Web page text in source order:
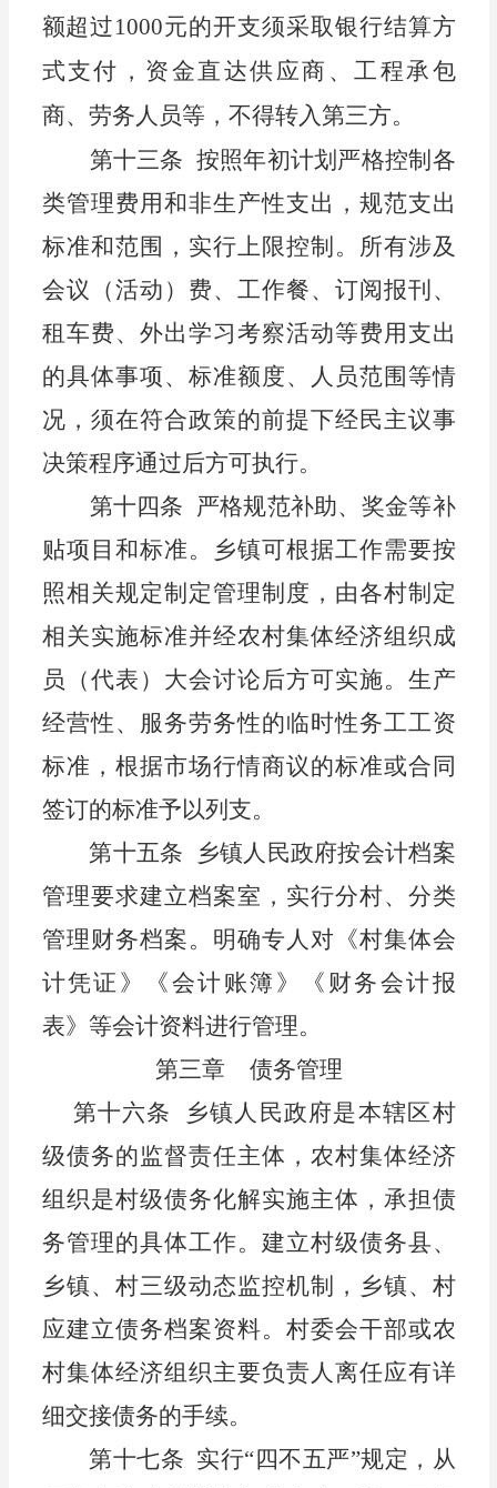
额超过1000元的开支须采取银行结算方
式支付，资金直达供应商、工程承包
商、劳务人员等，不得转入第三方。
第十三条 按照年初计划 严格控制各
类管理费用和非生产性支出，规范支出
标准和范围，实行上限控制。所有涉及
会议（活动）费、工作餐、订阅报刊、
租车费、外出学习考察活动等费用支出
的具体事项、标准额度、人员范围等情
况，须在符合政策的前提下经民主议事
决策程序通过后方可执行。
第十四条
严格规范补助、奖金等补
贴项目和标准。
乡镇可根据工作需要按
照相关规定制定管理制度 ，由各村制定
相关实施标准并经农村集体经济组织成
员（代表 ）大会讨论后方可实施。生产
经营性、服务劳务性的临时性务工工资
标准，根据市场行情商议的标准或合同
签订的标准予以列支。
第十五条
乡镇人民政府按会计档案
管理要求建立档案室，实行分村、分类
管理财务档案。 明确专人对《村集体会
计凭证》《会计账簿》《财务会计报
表》等会计资料进行管理。
第三章 债务管理
第十六条
乡镇人民政府是本辖区村
级债务的监督责任主体， 农村集体经济
组织是村级债务化解实施主体，承担债
务管理的具体工作。建立村级债务县、
乡镇、村三级动态监控机制， 乡镇、村
应建立债务档案资料。村委会干部或农
村集体经济组织主要负责人离任应有详
细交接债务的手续。
第十七条 实行“四不五严”规定，从